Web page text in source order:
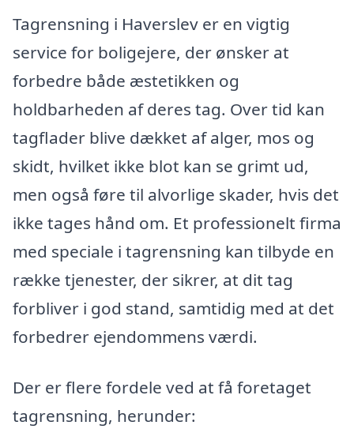
Tagrensning i Haverslev er en vigtig
service for boligejere, der ønsker at
forbedre både æstetikken og
holdbarheden af deres tag. Over tid kan
tagflader blive dækket af alger, mos og
skidt, hvilket ikke blot kan se grimt ud,
men også føre til alvorlige skader, hvis det
ikke tages hånd om. Et professionelt firma
med speciale i tagrensning kan tilbyde en
række tjenester, der sikrer, at dit tag
forbliver i god stand, samtidig med at det
forbedrer ejendommens værdi.
Der er flere fordele ved at få foretaget
tagrensning, herunder: